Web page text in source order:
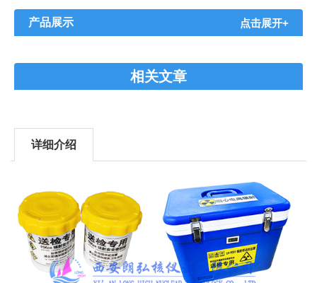
产品展示 点击展开+
相关文章
详细介绍